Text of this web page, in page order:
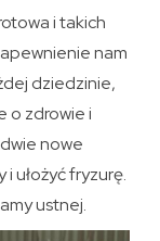
i takich
nam
dziedzinie,
o zdrowie i
nowe
ułożyć fryzurę.
ustnej.